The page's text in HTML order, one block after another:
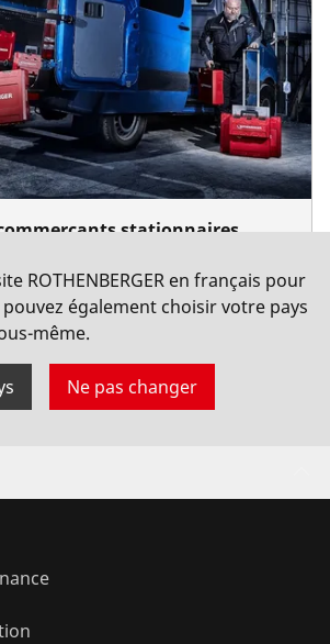
stationnaires
en toute simplicité grâce à notre
ROTHENBERGER en français pour
également choisir votre pays
même.
Ne pas changer